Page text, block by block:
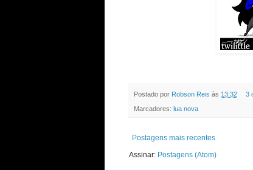
Postado por Robson Reis às 13:32 3
Marcadores: lua nova
Postagens mais recentes
Assinar: Postagens (Atom)